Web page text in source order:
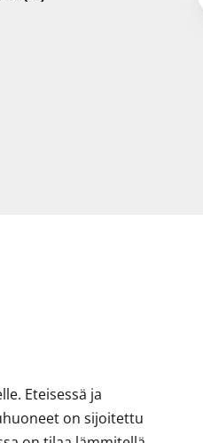
Eteisessä ja
on sijoitettu